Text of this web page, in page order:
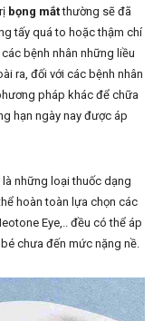
bọng mắtthường sẽ đã
tấy quá to hoặc thậm chí
bệnh nhân những liều
ra, đối với các bệnh nhân
pháp khác để chữa
hạn ngày nay được áp
những loại thuốc dạng
hoàn toàn lựa chọn các
Eye,.. đều có thể áp
chưa đến mức nặng nề.